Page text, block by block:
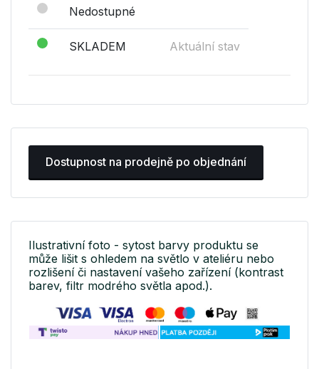
Nedostupné
SKLADEM Aktuální stav
Dostupnost na prodejně po objednání
Ilustrativní foto - sytost barvy produktu se
může lišit s ohledem na světlo v ateliéru nebo
rozlišení či nastavení vašeho zařízení (kontrast
barev, filtr modrého světla apod.).